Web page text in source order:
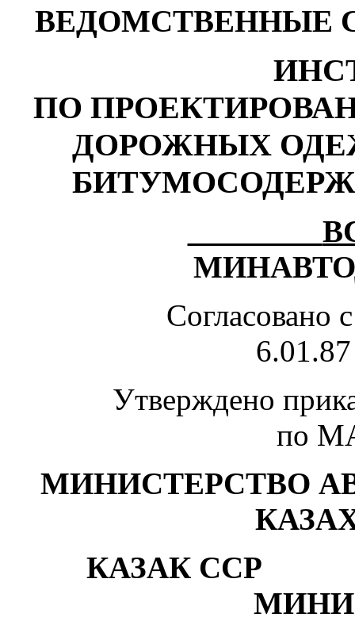
ВЕДОМСТВЕННЫЕ
ПО
ДОРОЖНЫХ
Согласовано
6.01.87
Утверждено
по
МИНИСТЕРСТВО
КАЗАК ССР